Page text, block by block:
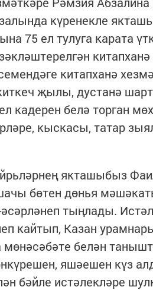
залында күренекле
75 ел тулуга карата
китапханә
җылы, дустанә
кадерен белә торган
кыскасы, татар
якташыбыз
бөтен дөнья
тыңлады.
кайтып, Казан
мөнәсәбәте белән
яшәешен күз
бәйле истәлекләре